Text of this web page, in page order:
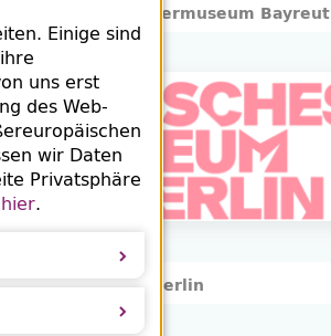
Freimaurermuseum
Museum Berlin
Einige sind
uns erst
des Web-
wir Daten
Privatsphäre
hier.